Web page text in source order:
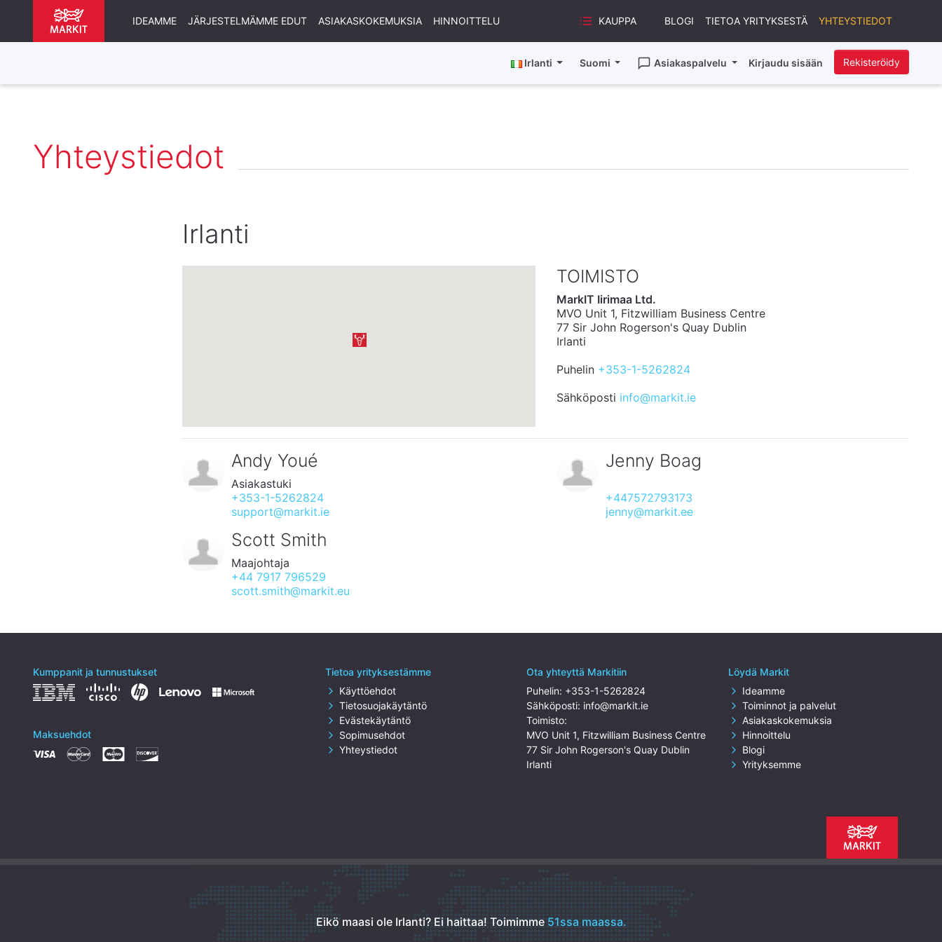
IDEAMME JÄRJESTELMÄMME EDUT ASIAKASKOKEMUKSIA HINNOITTELU KAUPPA BLOGI TIETOA YRITYKSESTÄ YHTEYSTIEDOT
Irlanti Suomi Asiakaspalvelu Kirjaudu sisään Rekisteröidy
Yhteystiedot
Irlanti
TOIMISTO
MarkIT Iirimaa Ltd.
MVO Unit 1, Fitzwilliam Business Centre
77 Sir John Rogerson's Quay Dublin
Irlanti
Puhelin +353-1-5262824
Sähköposti info@markit.ie
Andy Youé
Asiakastuki
+353-1-5262824
support@markit.ie
Jenny Boag
+447572793173
jenny@markit.ee
Scott Smith
Maajohtaja
+44 7917 796529
scott.smith@markit.eu
Tietoa yrityksestämme
Käyttöehdot
Tietosuojakäytäntö
Evästekäytäntö
Sopimusehdot
Yhteystiedot
Ota yhteyttä Markitiin
Puhelin: +353-1-5262824
Sähköposti: info@markit.ie
Toimisto:
MVO Unit 1, Fitzwilliam Business Centre
77 Sir John Rogerson's Quay Dublin
Irlanti
Löydä Markit
Ideamme
Toiminnot ja palvelut
Asiakaskokemuksia
Hinnoittelu
Blogi
Yrityksemme
Kumppanit ja tunnustukset
Maksuehdot
Eikö maasi ole Irlanti? Ei haittaa! Toimimme 51ssa maassa.